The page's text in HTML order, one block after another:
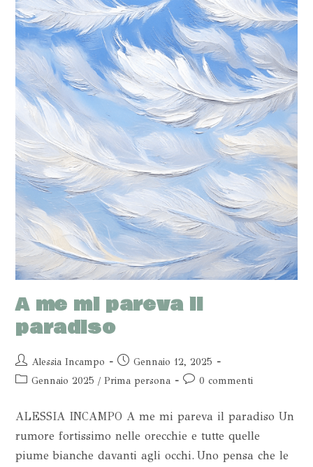
A me mi pareva il
paradiso
Alessia Incampo
Gennaio 12, 2025
Gennaio 2025 / Prima persona 0 commenti
ALESSIA INCAMPO A me mi pareva il paradiso Un
rumore fortissimo nelle orecchie e tutte quelle
piume bianche davanti agli occhi. Uno pensa che le